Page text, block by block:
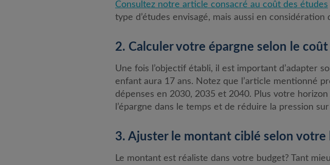
Consultez notre article consacré au coût des études
type d’études envisagé, mais aussi en
2. Calculer votre épargne selon le
Une fois l’objectif établi, il est important d’adapter
enfant aura 17 ans. Notez que l’article mentionné
dépenses en 2030, 2035 et 2040. Plus votre
l’épargne dans le temps et de réduire la pression
3. Ajuster le montant ciblé selon votre
Le montant est réaliste dans votre budget? Tant